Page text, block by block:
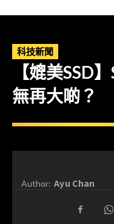
科技新聞
【媲美SSD
無再大啲？
Author: Ayu Chan